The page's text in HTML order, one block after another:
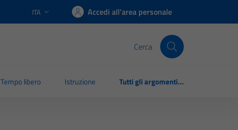
Lingua attiva:
ITA Accedi all'area personale
Cerca
Tempo libero Istruzione Tutti gli argomenti...